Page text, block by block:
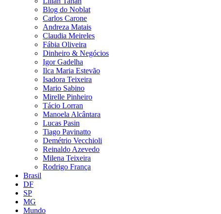
Blog do Noblat
Carlos Carone
Andreza Matais
Claudia Meireles
Fábia Oliveira
Dinheiro & Negócios
Igor Gadelha
Ilca Maria Estevão
Isadora Teixeira
Mario Sabino
Mirelle Pinheiro
Tácio Lorran
Manoela Alcântara
Lucas Pasin
Tiago Pavinatto
Demétrio Vecchioli
Reinaldo Azevedo
Milena Teixeira
Rodrigo França
Brasil
DF
SP
MG
Mundo